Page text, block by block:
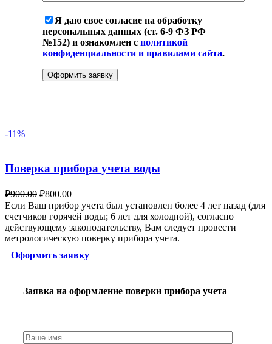
Я даю свое согласие на обработку
персональных данных (ст. 6-9 ФЗ РФ
№152) и ознакомлен с политикой
конфиденциальности и правилами сайта.
-11%
Поверка прибора учета воды
₽900.00 ₽800.00
Если Ваш прибор учета был установлен более 4 лет назад (для
счетчиков горячей воды; 6 лет для холодной), согласно
действующему законодательству, Вам следует провести
метрологическую поверку прибора учета.
Оформить заявку
Заявка на оформление поверки прибора учета